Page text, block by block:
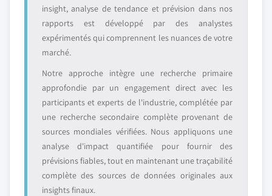
insight, analyse de tendance et prévision dans nos
rapports est développé par des analystes
expérimentés qui comprennent les nuances de votre
marché.
Notre approche intègre une recherche primaire
approfondie par un engagement direct avec les
participants et experts de l'industrie, complétée par
une recherche secondaire complète provenant de
sources mondiales vérifiées. Nous appliquons une
analyse d'impact quantifiée pour fournir des
prévisions fiables, tout en maintenant une traçabilité
complète des sources de données originales aux
insights finaux.